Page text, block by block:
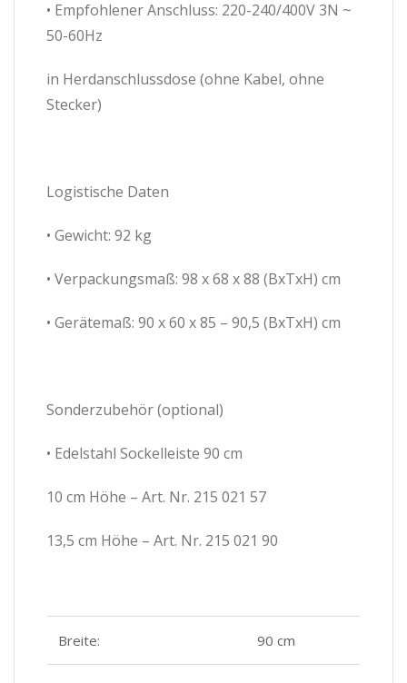
• Empfohlener Anschluss: 220-240/400V 3N ~
50-60Hz
in Herdanschlussdose (ohne Kabel, ohne
Stecker)
Logistische Daten
• Gewicht: 92 kg
• Verpackungsmaß: 98 x 68 x 88 (BxTxH) cm
• Gerätemaß: 90 x 60 x 85 – 90,5 (BxTxH) cm
Sonderzubehör (optional)
• Edelstahl Sockelleiste 90 cm
10 cm Höhe – Art. Nr. 215 021 57
13,5 cm Höhe – Art. Nr. 215 021 90
Breite: 90 cm